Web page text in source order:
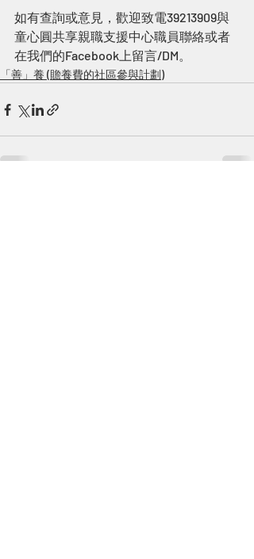
如有查詢或意見，歡迎致電39213909與
童心圓共享親職支援中心職員聯絡或者
在我們的Facebook上留言/DM。
「善」養 (贍養費的社區參與計劃)